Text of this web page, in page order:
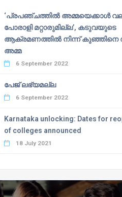
‘പ്രപഞ്ചത്തില്‍ അമ്മയെക്കാള്‍
പോരാളി മറ്റാരുമില്ല’, കടുവയുടെ
ആക്രമണത്തില്‍ നിന്ന് കുഞ്ഞിനെ
അമ്മ
6 September 2022
പേജ് ലഭ്യമല്ല
6 September 2022
Karnataka unlocking: Dates for
of colleges announced
18 July 2021